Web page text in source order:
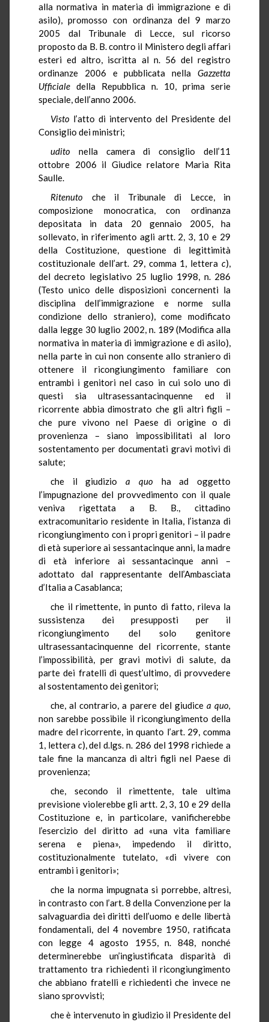
alla normativa in materia di immigrazione e di
asilo), promosso con ordinanza del 9 marzo
2005 dal Tribunale di Lecce, sul ricorso
proposto da B. B. contro il Ministero degli affari
esteri ed altro, iscritta al n. 56 del registro
ordinanze 2006 e pubblicata nella Gazzetta
Ufficiale della Repubblica n. 10, prima serie
speciale, dell’anno 2006.
Visto l’atto di intervento del Presidente del
Consiglio dei ministri;
udito nella camera di consiglio dell’11
ottobre 2006 il Giudice relatore Maria Rita
Saulle.
Ritenuto che il Tribunale di Lecce, in
composizione monocratica, con ordinanza
depositata in data 20 gennaio 2005, ha
sollevato, in riferimento agli artt. 2, 3, 10 e 29
della Costituzione, questione di legittimità
costituzionale dell’art. 29, comma 1, lettera c),
del decreto legislativo 25 luglio 1998, n. 286
(Testo unico delle disposizioni concernenti la
disciplina dell’immigrazione e norme sulla
condizione dello straniero), come modificato
dalla legge 30 luglio 2002, n. 189 (Modifica alla
normativa in materia di immigrazione e di asilo),
nella parte in cui non consente allo straniero di
ottenere il ricongiungimento familiare con
entrambi i genitori nel caso in cui solo uno di
questi sia ultrasessantacinquenne ed il
ricorrente abbia dimostrato che gli altri figli –
che pure vivono nel Paese di origine o di
provenienza – siano impossibilitati al loro
sostentamento per documentati gravi motivi di
salute;
che il giudizioa quoha ad oggetto
l’impugnazione del provvedimento con il quale
veniva rigettata a B. B., cittadino
extracomunitario residente in Italia, l’istanza di
ricongiungimento con i propri genitori – il padre
di età superiore ai sessantacinque anni, la madre
di età inferiore ai sessantacinque anni –
adottato dal rappresentante dell’Ambasciata
d’Italia a Casablanca;
che il rimettente, in punto di fatto, rileva la
sussistenza dei presupposti per il
ricongiungimento del solo genitore
ultrasessantacinquenne del ricorrente, stante
l’impossibilità, per gravi motivi di salute, da
parte dei fratelli di quest’ultimo, di provvedere
al sostentamento dei genitori;
che, al contrario, a parere del giudice a quo,
non sarebbe possibile il ricongiungimento della
madre del ricorrente, in quanto l’art. 29, comma
1, lettera c), del d.lgs. n. 286 del 1998 richiede a
tale fine la mancanza di altri figli nel Paese di
provenienza;
che, secondo il rimettente, tale ultima
previsione violerebbe gli artt. 2, 3, 10 e 29 della
Costituzione e, in particolare, vanificherebbe
l’esercizio del diritto ad «una vita familiare
serena e piena», impedendo il diritto,
costituzionalmente tutelato, «di vivere con
entrambi i genitori»;
che la norma impugnata si porrebbe, altresì,
in contrasto con l’art. 8 della Convenzione per la
salvaguardia dei diritti dell’uomo e delle libertà
fondamentali, del 4 novembre 1950, ratificata
con legge 4 agosto 1955, n. 848, nonché
determinerebbe un’ingiustificata disparità di
trattamento tra richiedenti il ricongiungimento
che abbiano fratelli e richiedenti che invece ne
siano sprovvisti;
che è intervenuto in giudizio il Presidente del